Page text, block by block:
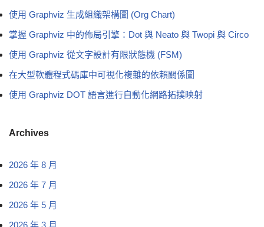
使用 Graphviz 生成組織架構圖 (Org Chart)
掌握 Graphviz 中的佈局引擎：Dot 與 Neato 與 Twopi 與 Circo
使用 Graphviz 從文字設計有限狀態機 (FSM)
在大型軟體程式碼庫中可視化複雜的依賴關係圖
使用 Graphviz DOT 語言進行自動化網路拓撲映射
Archives
2026 年 8 月
2026 年 7 月
2026 年 5 月
2026 年 3 月